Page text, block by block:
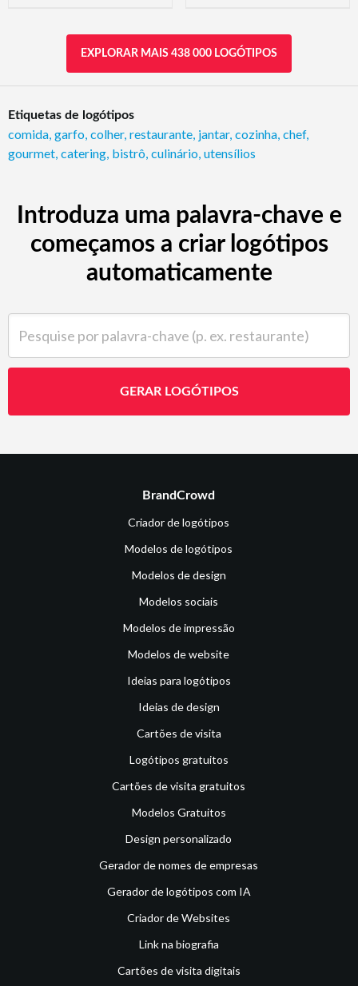
EXPLORAR MAIS 438 000 LOGÓTIPOS
Etiquetas de logótipos
comida garfo colher, restaurante jantar, cozinha chef,
gourmet catering bistrô culinário utensílios
Introduza uma palavra-chave e
começamos a criar logótipos
automaticamente
GERAR LOGÓTIPOS
BrandCrowd
Criador de logótipos
Modelos de logótipos
Modelos de design
Modelos sociais
Modelos de impressão
Modelos de website
Ideias para logótipos
Ideias de design
Cartões de visita
Logótipos gratuitos
Cartões de visita gratuitos
Modelos Gratuitos
Design personalizado
Gerador de nomes de empresas
Gerador de logótipos com IA
Criador de Websites
Link na biografia
Cartões de visita digitais